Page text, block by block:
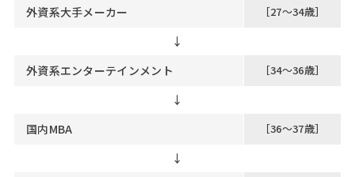
外資系大手メーカー ［27～34歳］
↓
外資系エンターテインメント
［34～36歳］
↓
国内MBA
［36～37歳］
↓